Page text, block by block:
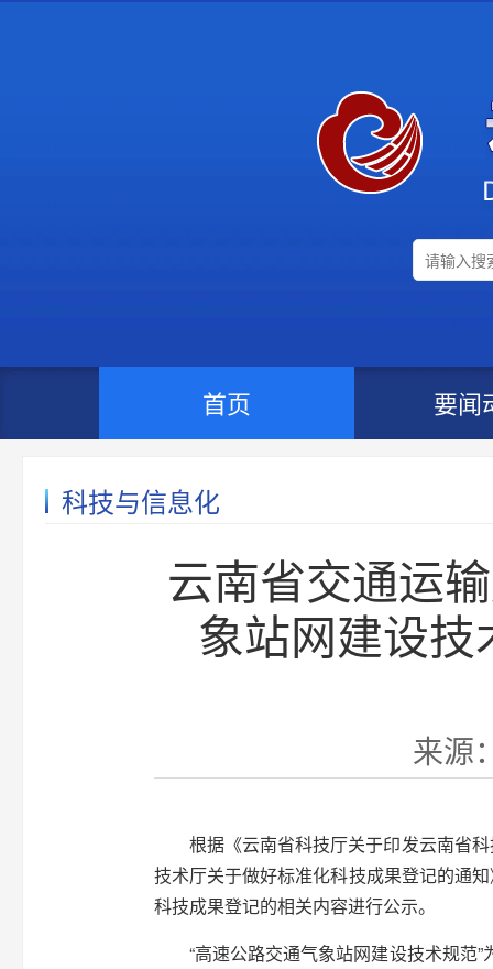
首页 要闻
科技与信息化
云南省交通运
象站网建设
来源
根据《云南省科技厅关于印发云南省科
技术厅关于做好标准化科技成果登记的通
科技成果登记的相关内容进行公示。
“高速公路交通气象站网建设技术规范”